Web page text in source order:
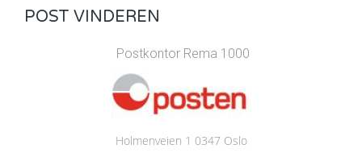
POST VINDEREN
Postkontor Rema 1000
Holmenveien 1 0347 Oslo